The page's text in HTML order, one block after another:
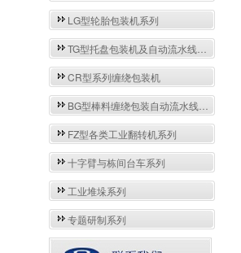
LG型轮胎包装机系列
TG型托盘包装机及自动流水线系列
CR型系列缠绕包装机
BG型棒料缠绕包装自动流水线系列
FZ型各类工业翻转机系列
十字臂与栋间台车系列
工业堆垛系列
专题研制系列